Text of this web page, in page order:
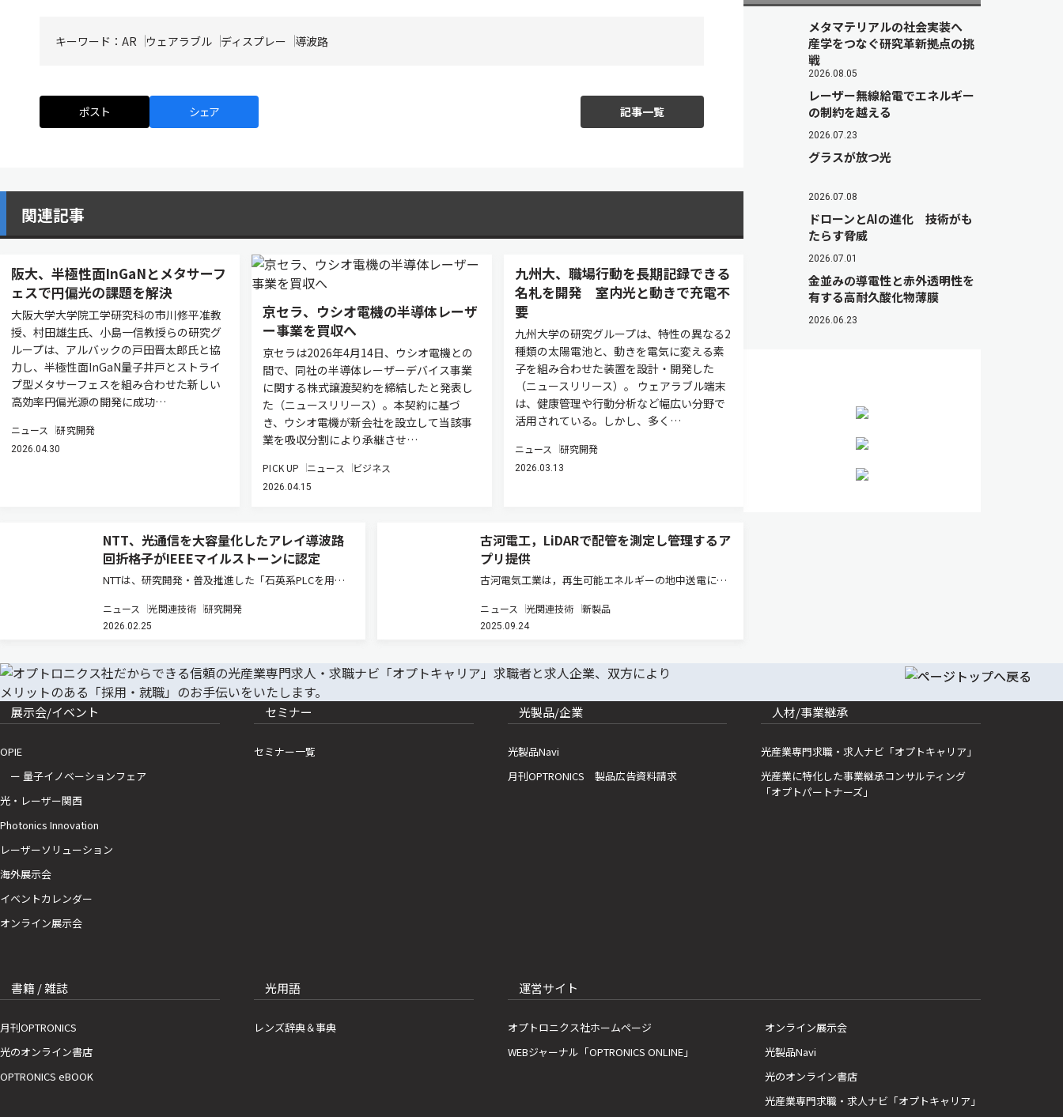
キーワード： AR ウェアラブル ディスプレー 導波路
ポスト シェア 記事一覧
関連記事
阪大、半極性面InGaNとメタサーフ
ェスで円偏光の課題を解決
大阪大学大学院工学研究科の市川修平准教
授、村田雄生氏、小島一信教授らの研究グ
ループは、アルバックの戸田晋太郎氏と協
力し、半極性面InGaN量子井戸とストライ
プ型メタサーフェスを組み合わせた新しい
高効率円偏光源の開発に成功…
ニュース 研究開発
2026.04.30
京セラ、ウシオ電機の半導体レーザ
ー事業を買収へ
京セラは2026年4月14日、ウシオ電機との
間で、同社の半導体レーザーデバイス事業
に関する株式譲渡契約を締結したと発表し
た（ニュースリリース）。本契約に基づ
き、ウシオ電機が新会社を設立して当該事
業を吸収分割により承継させ…
PICK UP ニュース ビジネス
2026.04.15
九州大、職場行動を長期記録できる
名札を開発 室内光と動きで充電不
要
九州大学の研究グループは、特性の異なる2
種類の太陽電池と、動きを電気に変える素
子を組み合わせた装置を設計・開発した
（ニュースリリース）。 ウェアラブル端末
は、健康管理や行動分析など幅広い分野で
活用されている。しかし、多く…
ニュース 研究開発
2026.03.13
NTT、光通信を大容量化したアレイ導波路
回折格子がIEEEマイルストーンに認定
NTTは、研究開発・普及推進した「石英系PLCを用い
年-1996年）の功績が、電気・電子・情報通信技術分
野の世界最大の学会IEEEから「IEEEマイルストーン」
ニュース 光関連技術 研究開発
2026.02.25
古河電工，LiDARで配管を測定し管理するア
プリ提供
古河電気工業は，再生可能エネルギーの地中送電に最
設管施工管理アプリ「F-pipeVision」の提供を開始す
ると発表した（ニュースリリース）。 2050年カーボン
ニュース 光関連技術 新製品
2025.09.24
メタマテリアルの社会実装へ
産学をつなぐ研究革新拠点の挑
戦
2026.08.05
レーザー無線給電でエネルギー
の制約を越える
2026.07.23
グラスが放つ光
2026.07.08
ドローンとAIの進化 技術がも
たらす脅威
2026.07.01
金並みの導電性と赤外透明性を
有する高耐久酸化物薄膜
2026.06.23
展示会/イベント
OPIE
ー 量子イノベーションフェア
光・レーザー関西
Photonics Innovation
レーザーソリューション
海外展示会
イベントカレンダー
オンライン展示会
セミナー
セミナー一覧
光製品/企業
光製品Navi
月刊OPTRONICS 製品広告資料請求
人材/事業継承
光産業専門求職・求人ナビ「オプトキャリア」
光産業に特化した事業継承コンサルティング
「オプトパートナーズ」
書籍 / 雑誌
月刊OPTRONICS
光のオンライン書店
OPTRONICS eBOOK
光用語
レンズ辞典＆事典
運営サイト
オプトロニクス社ホームページ
WEBジャーナル「OPTRONICS ONLINE」
オンライン展示会
光製品Navi
光のオンライン書店
光産業専門求職・求人ナビ「オプトキャリア」